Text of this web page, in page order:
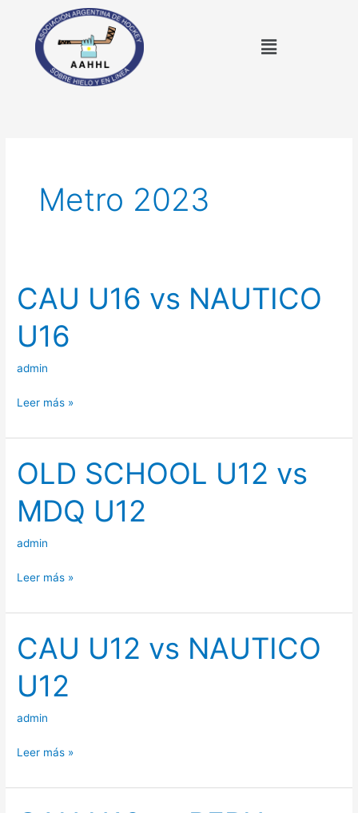
contenido
Menú
Metro 2023
CAU U16 vs NAUTICO
U16
admin
CAU
U16
vs
NAUTICO
U16
Leer más »
OLD SCHOOL U12 vs
MDQ U12
admin
OLD
SCHOOL
U12
vs
MDQ
Leer más »
CAU U12 vs NAUTICO
U12
admin
CAU
U12
vs
NAUTICO
U12
Leer más »